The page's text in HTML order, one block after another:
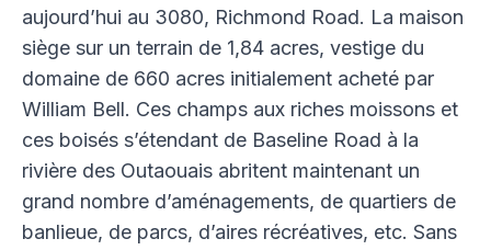
aujourd’hui au 3080, Richmond Road. La maison
siège sur un terrain de 1,84 acres, vestige du
domaine de 660 acres initialement acheté par
William Bell. Ces champs aux riches moissons et
ces boisés s’étendant de Baseline Road à la
rivière des Outaouais abritent maintenant un
grand nombre d’aménagements, de quartiers de
banlieue, de parcs, d’aires récréatives, etc. Sans